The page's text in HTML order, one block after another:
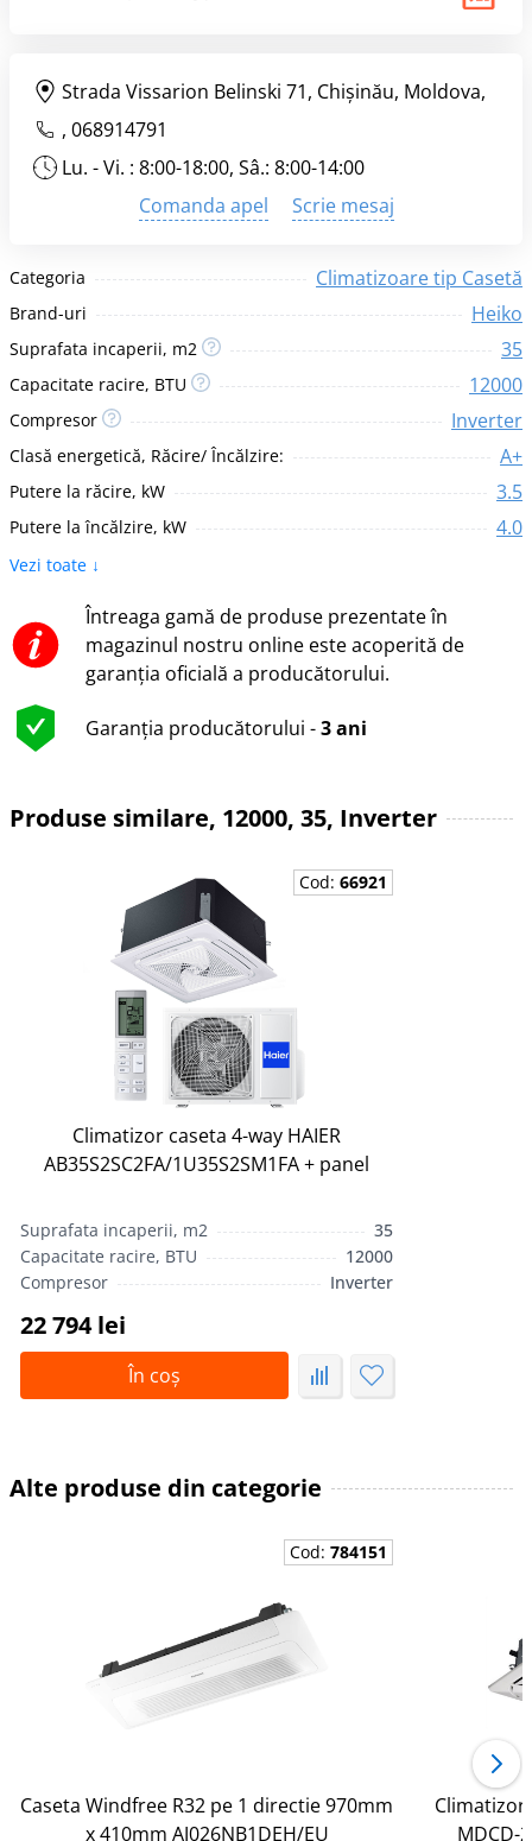
Categoria Climatizoare tip Casetă
Brand-uri Heiko
Suprafata incaperii, m2 35
Capacitate racire, BTU 12000
Compresor Inverter
Clasă energetică, Răcire/ Încălzire: A+
Putere la răcire, kW 3.5
Putere la încălzire, kW 4.0
Vezi toate ↓
Întreaga gamă de produse prezentate în
magazinul nostru online este acoperită de
garanția oficială a producătorului.
Garanția producătorului -3 ani
Strada Vissarion Belinski 71, Chişinău, Moldova,
, 068914791
Lu. - Vi. : 8:00-18:00, Sâ.: 8:00-14:00
Comanda apel
Scrie mesaj
Produse similare, 12000, 35, Inverter
Cod:66921
Climatizor caseta 4-way HAIER
AB35S2SC2FA/1U35S2SM1FA + panel
Suprafata incaperii, m2
35
Capacitate racire, BTU
12000
Compresor
Inverter
22 794 lei
În coș
Alte produse din categorie
Cod:784151
Caseta Windfree R32 pe 1 directie 970mm
x 410mm AJ026NB1DEH/EU
Climatizor
MDCD-